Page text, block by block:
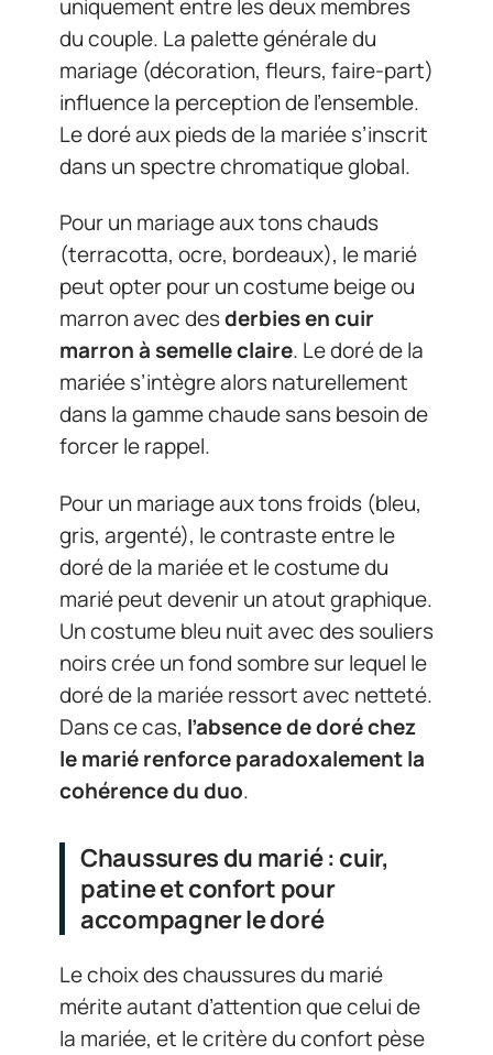
uniquement entre les deux membres
du couple. La palette générale du
mariage (décoration, fleurs, faire-part)
influence la perception de l’ensemble.
Le doré aux pieds de la mariée s’inscrit
dans un spectre chromatique global.
Pour un mariage aux tons chauds
(terracotta, ocre, bordeaux), le marié
peut opter pour un costume beige ou
marron avec desderbies en cuir
marron à semelle claire. Le doré de la
mariée s’intègre alors naturellement
dans la gamme chaude sans besoin de
forcer le rappel.
Pour un mariage aux tons froids (bleu,
gris, argenté), le contraste entre le
doré de la mariée et le costume du
marié peut devenir un atout graphique.
Un costume bleu nuit avec des souliers
noirs crée un fond sombre sur lequel le
doré de la mariée ressort avec netteté.
Dans ce cas, l’absence de doré chez
le marié renforce paradoxalement la
cohérence du duo.
Chaussures du marié : cuir,
patine et confort pour
accompagner le doré
Le choix des chaussures du marié
mérite autant d’attention que celui de
la mariée, et le critère du confort pèse